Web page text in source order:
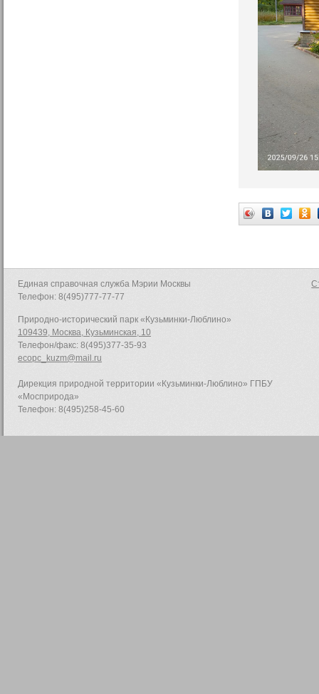
Единая справочная служба Мэрии Москвы
Телефон: 8(495)777-77-77
Природно-исторический парк «Кузьминки-Люблино»
109439, Москва, Кузьминская, 10
Телефон/факс: 8(495)377-35-93
ecopc_kuzm@mail.ru
Дирекция природной территории «Кузьминки-Люблино» ГПБУ
«Мосприрода»
Телефон: 8(495)258-45-60